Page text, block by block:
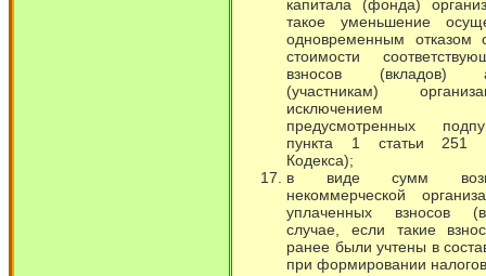
капитала (фонда)
такое уменьшение
одновременным отказом
стоимости
взносов (вкладов)
(участникам)
исключением
предусмотренных
пункта 1 статьи 251
Кодекса);
в виде сумм
некоммерческой
уплаченных взносов
случае, если такие
ранее были учтены в
при формировании